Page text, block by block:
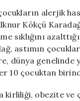
alerjik
Kökçü
sıklığını
astımın
dünya genelinde
10 çocuktan
kirliliği, obezite